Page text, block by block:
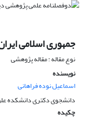
جمهوری اسلامی
نوع مقاله : مقاله پژوهشی
نویسنده
اسماعیل نوده فراهانی
دانشجوی دکتری دانشکده
چکیده